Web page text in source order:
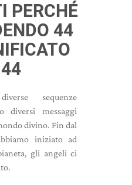
PERCHÉ
44
sequenze
diversi messaggi
divino. Fin dal
iniziato ad
gli angeli ci